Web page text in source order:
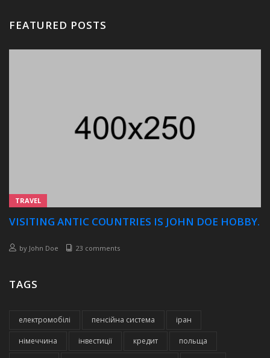
FEATURED POSTS
TRAVEL
VISITING ANTIC COUNTRIES IS JOHN DOE HOBBY.
by John Doe 23 comments
TAGS
електромобілі пенсійна система іран
німеччина інвестиції кредит польща